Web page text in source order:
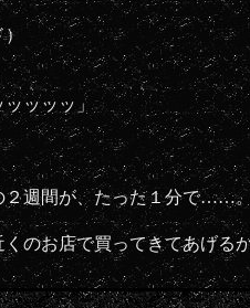
）
ッッッ」
週間が、たった１分で……
のお店で買ってきてあげる